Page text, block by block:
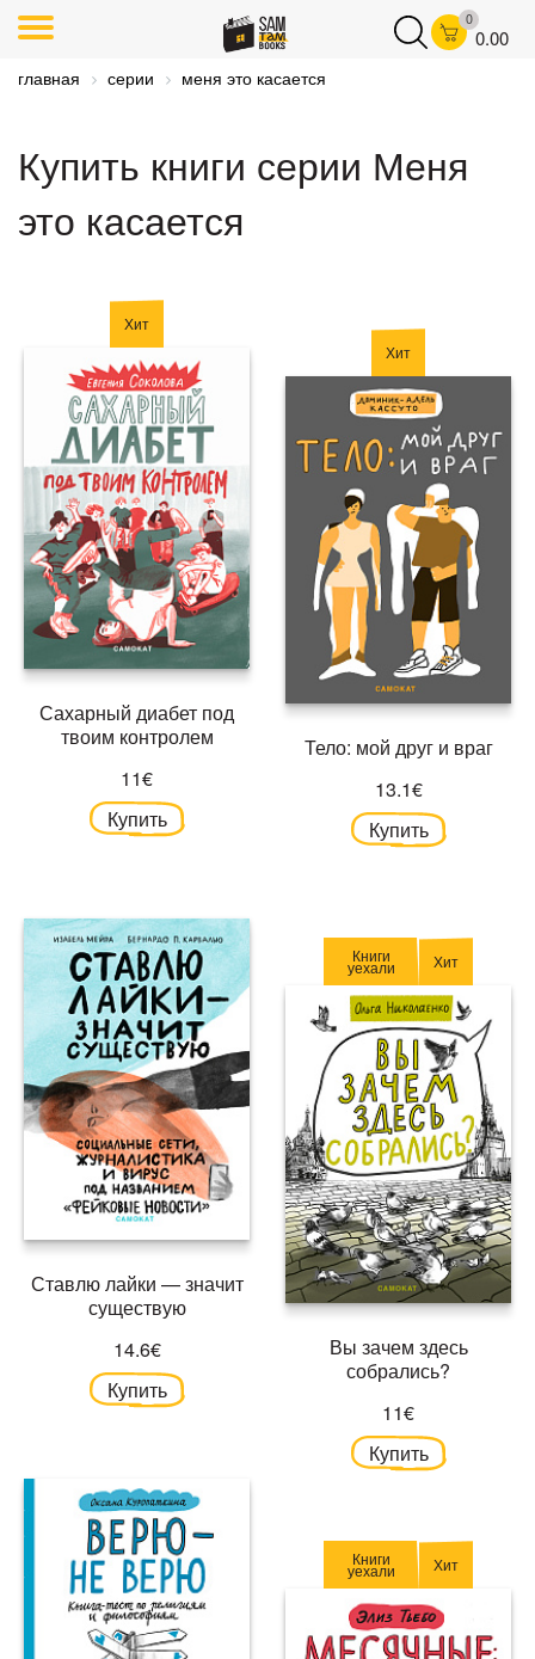
0
0.00
главная серии меня это касается
Купить книги серии Меня
это касается
Хит
Сахарный диабет под
твоим контролем
11€
Купить
Хит
Тело: мой друг и враг
13.1€
Купить
Ставлю лайки — значит
существую
14.6€
Купить
Книги
уехали Хит
Вы зачем здесь
собрались?
11€
Купить
Книги
уехали Хит